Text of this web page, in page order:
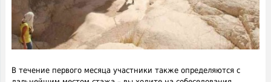
В течение первого месяца участники также определяются с